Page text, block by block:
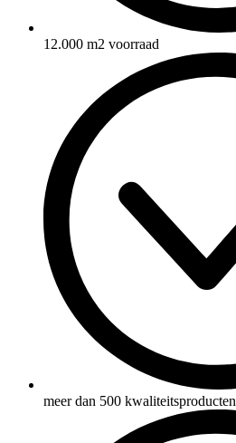
12.000 m2 voorraad
meer dan 500 kwaliteitsproducten